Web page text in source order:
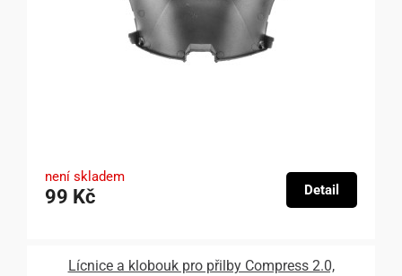
není skladem
99 Kč Detail
Lícnice a klobouk pro přilby Compress 2.0,